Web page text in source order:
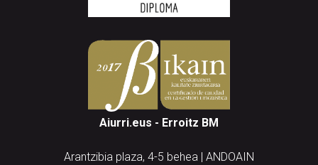
Aiurri.eus - Erroitz BM
Arantzibia plaza, 4-5 behea | ANDOAIN